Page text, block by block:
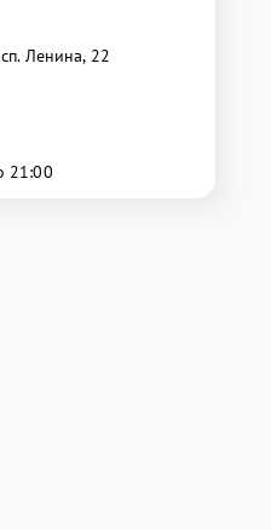
Ленина, 22
21:00